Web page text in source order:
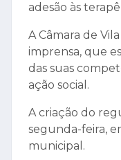
adesão às
A Câmara de
imprensa, que
das suas
ação social.
A criação do
segunda-feira,
municipal.